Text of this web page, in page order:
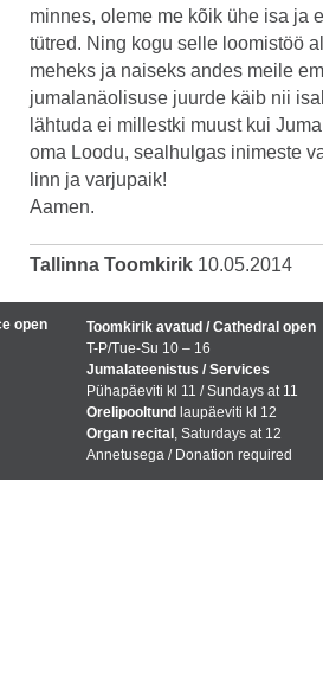
minnes, oleme me kõik ühe isa ja
tütred. Ning kogu selle loomistöö
meheks ja naiseks andes meile
jumalanäolisuse juurde käib nii
lähtuda ei millestki muust kui
oma Loodu, sealhulgas inimeste
linn ja varjupaik!
Aamen.
Tallinna Toomkirik 10.05.2014
open
Toomkirik avatud / Cathedral open
T-P/Tue-Su 10 – 16
Jumalateenistus / Services
Pühapäeviti kl 11 / Sundays at 11
Orelipooltund laupäeviti kl 12
Organ recital , Saturdays at 12
Annetusega / Donation required